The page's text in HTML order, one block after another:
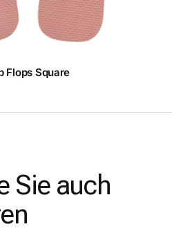
Flops Square
Sie auch